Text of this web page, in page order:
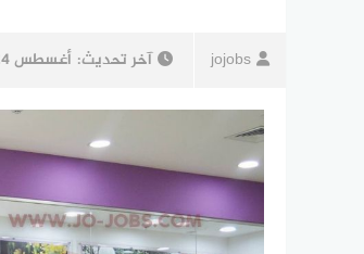
jojobs آخر تحديث: أغسطس 24, 2025